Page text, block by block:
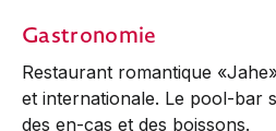
Villa
Gastronomie
Restaurant romantique
et internationale. Le pool-bar
des en-cas et des boissons.